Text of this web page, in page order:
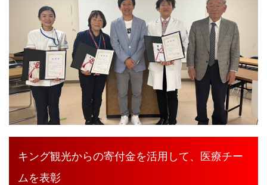
キング観光からの寄付金を活用して、医療チー
ムを表彰